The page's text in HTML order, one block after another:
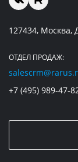
127434, Москва,
ОТДЕЛ ПРОДАЖ:
+7 (495) 989-47-